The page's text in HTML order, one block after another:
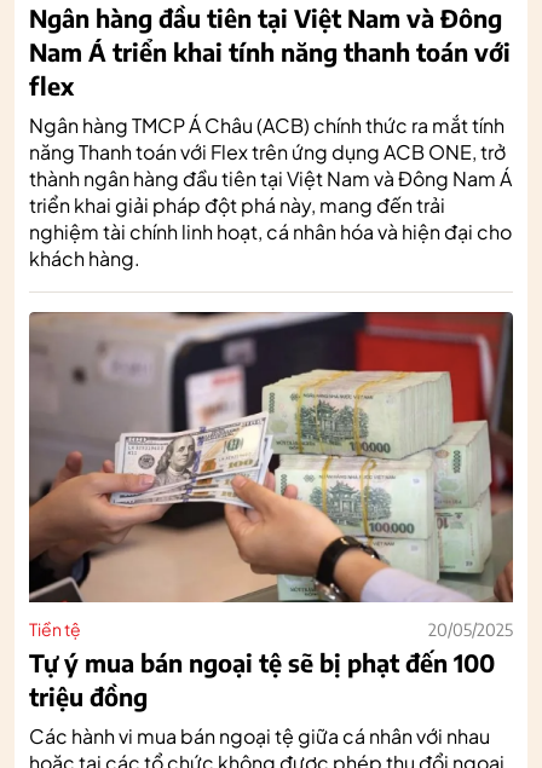
Ngân hàng đầu tiên tại Việt Nam và Đông
Nam Á triển khai tính năng thanh toán với
flex
Ngân hàng TMCP Á Châu (ACB) chính thức ra mắt tính
năng Thanh toán với Flex trên ứng dụng ACB ONE, trở
thành ngân hàng đầu tiên tại Việt Nam và Đông Nam Á
triển khai giải pháp đột phá này, mang đến trải
nghiệm tài chính linh hoạt, cá nhân hóa và hiện đại cho
khách hàng.
Tiền tệ 20/05/2025
Tự ý mua bán ngoại tệ sẽ bị phạt đến 100
triệu đồng
Các hành vi mua bán ngoại tệ giữa cá nhân với nhau
hoặc tại các tổ chức không được phép thu đổi ngoại